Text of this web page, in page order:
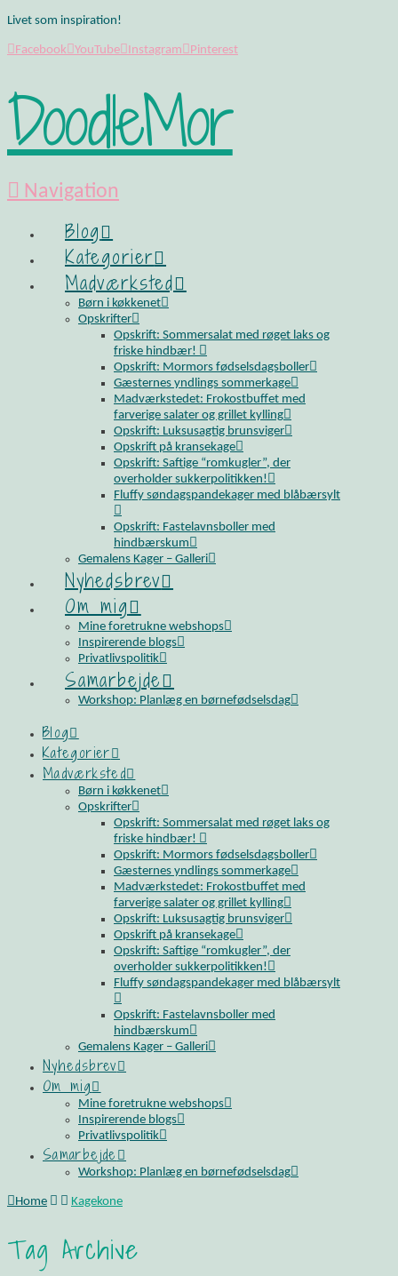
Livet som inspiration!
Facebook YouTube Instagram Pinterest
DoodleMor
Navigation
Blog
Kategorier
Madværksted
Børn i køkkenet
Opskrifter
Opskrift: Sommersalat med røget laks og
friske hindbær!
Opskrift: Mormors fødselsdagsboller
Gæsternes yndlings sommerkage
Madværkstedet: Frokostbuffet med
farverige salater og grillet kylling
Opskrift: Luksusagtig brunsviger
Opskrift på kransekage
Opskrift: Saftige “romkugler”, der
overholder sukkerpolitikken!
Fluffy søndagspandekager med blåbærsylt
Opskrift: Fastelavnsboller med
hindbærskum
Gemalens Kager – Galleri
Nyhedsbrev
Om mig
Mine foretrukne webshops
Inspirerende blogs
Privatlivspolitik
Samarbejde
Workshop: Planlæg en børnefødselsdag
Blog
Kategorier
Madværksted
Børn i køkkenet
Opskrifter
Opskrift: Sommersalat med røget laks og
friske hindbær!
Opskrift: Mormors fødselsdagsboller
Gæsternes yndlings sommerkage
Madværkstedet: Frokostbuffet med
farverige salater og grillet kylling
Opskrift: Luksusagtig brunsviger
Opskrift på kransekage
Opskrift: Saftige “romkugler”, der
overholder sukkerpolitikken!
Fluffy søndagspandekager med blåbærsylt
Opskrift: Fastelavnsboller med
hindbærskum
Gemalens Kager – Galleri
Nyhedsbrev
Om mig
Mine foretrukne webshops
Inspirerende blogs
Privatlivspolitik
Samarbejde
Workshop: Planlæg en børnefødselsdag
Home Kagekone
Tag Archive